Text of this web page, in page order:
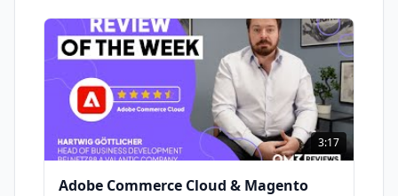
3:17
Adobe Commerce Cloud & Magento